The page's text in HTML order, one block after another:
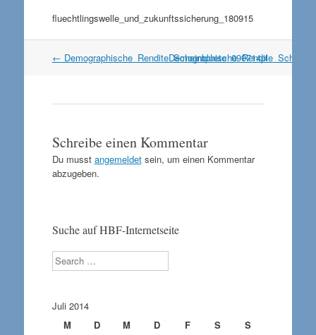
fluechtlingswelle_und_zukunftssicherung_180915
Artikel
← Demographische_Rendite_Scheinbluete_090714pl
Schreibe einen Kommentar
Du musst angemeldetsein, um einen Kommentar
abzugeben.
Suche auf HBF-Internetseite
Search
Juli 2014
M
D M D F S
S